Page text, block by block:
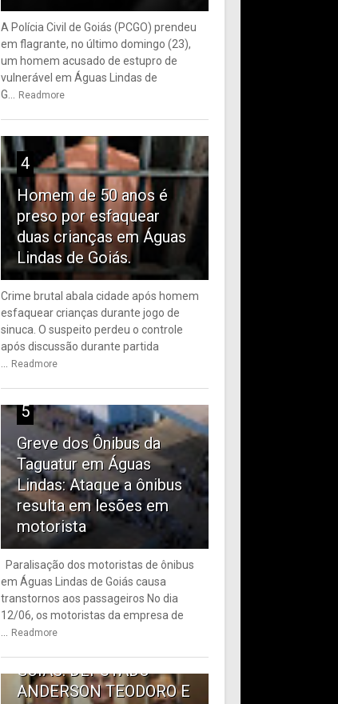
A Polícia Civil de Goiás (PCGO) prendeu
em flagrante, no último domingo (23),
um homem acusado de estupro de
vulnerável em Águas Lindas de
G...
Readmore
4
Homem de 50 anos é
preso por esfaquear
duas crianças em Águas
Lindas de Goiás.
Crime brutal abala cidade após homem
esfaquear crianças durante jogo de
sinuca. O suspeito perdeu o controle
após discussão durante partida
Readmore
5
Greve dos Ônibus da
Taguatur em Águas
Lindas: Ataque a ônibus
resulta em lesões em
motorista
Paralisação dos motoristas de ônibus
em Águas Lindas de Goiás causa
transtornos aos passageiros No dia
12/06, os motoristas da empresa de
Readmore
6
TRANSPORTE PÚBLICO
GOIÁS: DEPUTADO
ANDERSON TEODORO E